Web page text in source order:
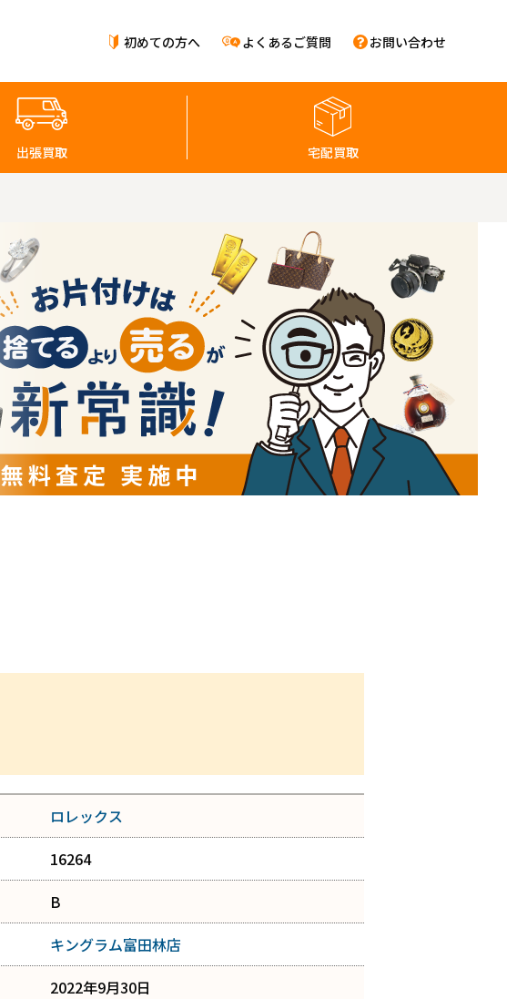
初めての方へ よくあるご質問 お問い合わせ
出張買取 宅配買取
ロレックス
16264
B
キングラム富田林店
2022年9月30日